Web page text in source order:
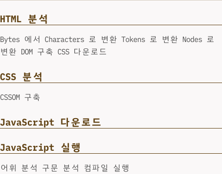
HTML 분석
Bytes 에서 Characters 로 변환 Tokens 로 변환 Nodes 로
변환 DOM 구축 CSS 다운로드
CSS 분석
CSSOM 구축
JavaScript 다운로드
JavaScript 실행
어휘 분석 구문 분석 컴파일 실행